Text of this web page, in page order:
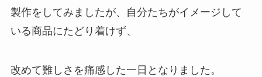
製作をしてみましたが、自分たちがイメージして
いる商品にたどり着けず、
改めて難しさを痛感した一日となりました。